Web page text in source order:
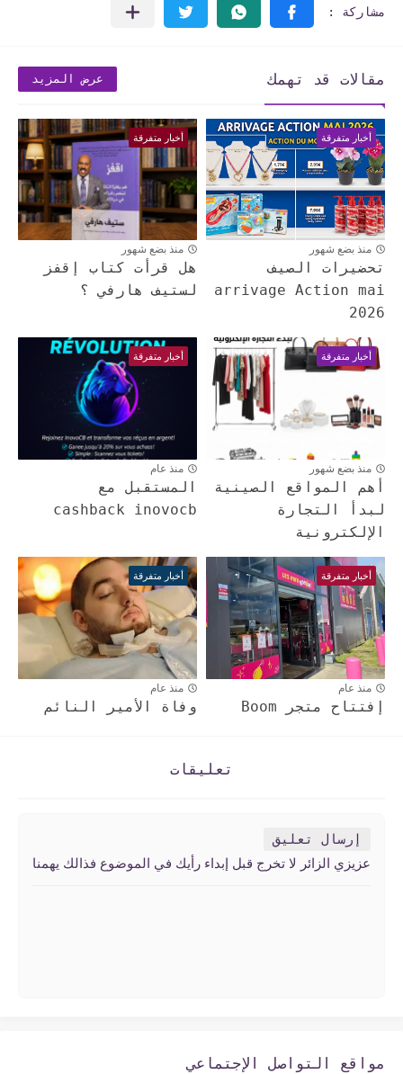
مقالات قد تهمك عرض المزيد
أخبار متفرقة
منذ بضع شهور
تحضيرات الصيف
arrivage Action mai
2026
أخبار متفرقة
منذ بضع شهور
هل قرأت كتاب إقفز
لستيف هارفي ؟
أخبار متفرقة
منذ بضع شهور
أهم المواقع الصينية
لبدأ التجارة
الإلكترونية
أخبار متفرقة
منذ عام
المستقبل مع
cashback inovocb
أخبار متفرقة
منذ عام
إفتتاح متجر Boom
أخبار متفرقة
منذ عام
وفاة الأمير النائم
تعليقات
إرسال تعليق
عزيزي الزائر لا تخرج قبل إبداء رأيك في الموضوع فذالك يهمنا
مواقع التواصل الإجتماعي